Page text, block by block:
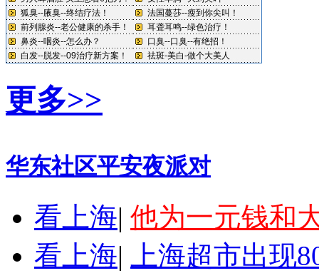
更多>>
华东社区平安夜派对
看上海| 他为一元钱和
看上海|
上海超市出现